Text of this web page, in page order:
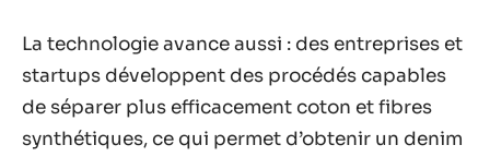
La technologie avance aussi : des entreprises et
startups développent des procédés capables
de séparer plus efficacement coton et fibres
synthétiques, ce qui permet d’obtenir un denim